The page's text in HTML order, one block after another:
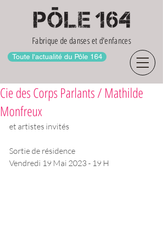
Fabrique de danses et d'enfances
Toute l'actualité du Pôle 164
Cie des Corps Parlants / Mathilde
Monfreux
et artistes invités
Sortie de résidence
Vendredi 19 Mai 2023 - 19 H